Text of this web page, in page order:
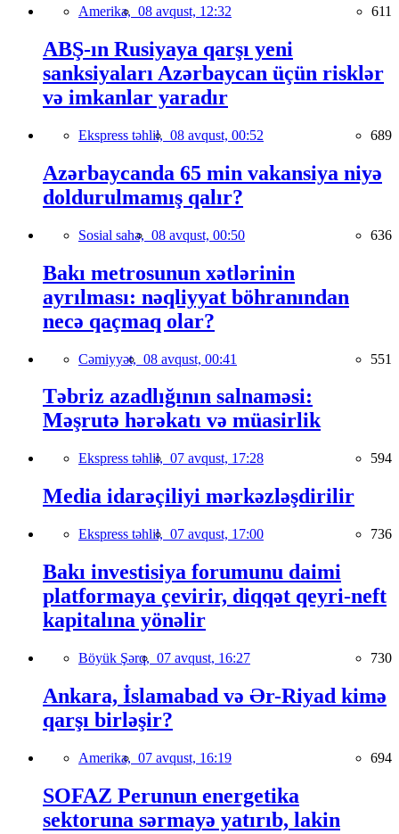
Amerika, 08 avqust, 12:32 611
ABŞ-ın Rusiyaya qarşı yeni
sanksiyaları Azərbaycan üçün risklər
və imkanlar yaradır
Ekspress təhlil, 08 avqust, 00:52 689
Azərbaycanda 65 min vakansiya niyə
doldurulmamış qalır?
Sosial sahə, 08 avqust, 00:50 636
Bakı metrosunun xətlərinin
ayrılması: nəqliyyat böhranından
necə qaçmaq olar?
Cəmiyyət, 08 avqust, 00:41 551
Təbriz azadlığının salnaməsi:
Məşrutə hərəkatı və müasirlik
Ekspress təhlil, 07 avqust, 17:28 594
Media idarəçiliyi mərkəzləşdirilir
Ekspress təhlil, 07 avqust, 17:00 736
Bakı investisiya forumunu daimi
platformaya çevirir, diqqət qeyri-neft
kapitalına yönəlir
Böyük Şərq, 07 avqust, 16:27 730
Ankara, İslamabad və Ər-Riyad kimə
qarşı birləşir?
Amerika, 07 avqust, 16:19 694
SOFAZ Perunun energetika
sektoruna sərmayə yatırıb, lakin